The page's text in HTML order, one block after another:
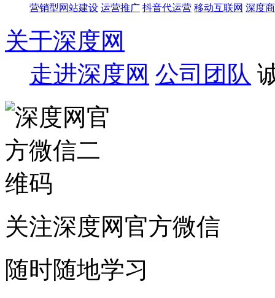
营销型网站建设 运营推广 抖音代运营 移动互联网 深度
关于深度网
走进深度网 公司团队
关注深度网官方微信
随时随地学习